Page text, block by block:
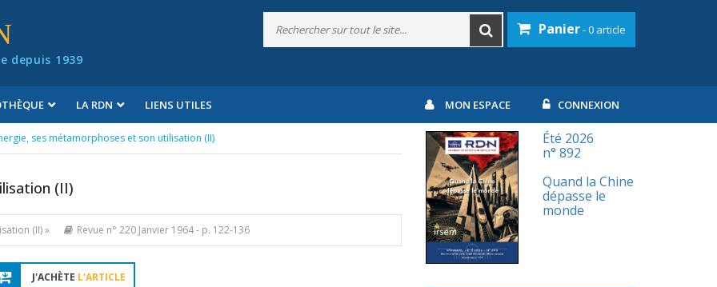
depuis 1939
Panier- 0 article
LA RDN LIENS UTILES MON ESPACE CONNEXION
ses métamorphoses et son utilisation (II)
(II)
(II) » Revue n° 220 Janvier 1964- p. 122-136
J'ACHÈTE L'ARTICLE
Été 2026
n° 892
Quand la Chine
dépasse le
monde